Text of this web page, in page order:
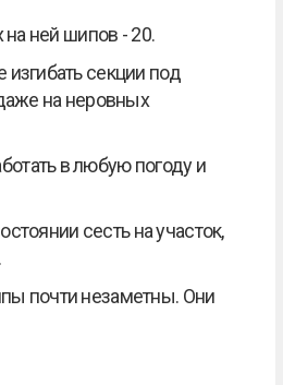
ней шипов - 20.
секции под
на неровных
в любую погоду и
сесть на участок,
почти незаметны. Они